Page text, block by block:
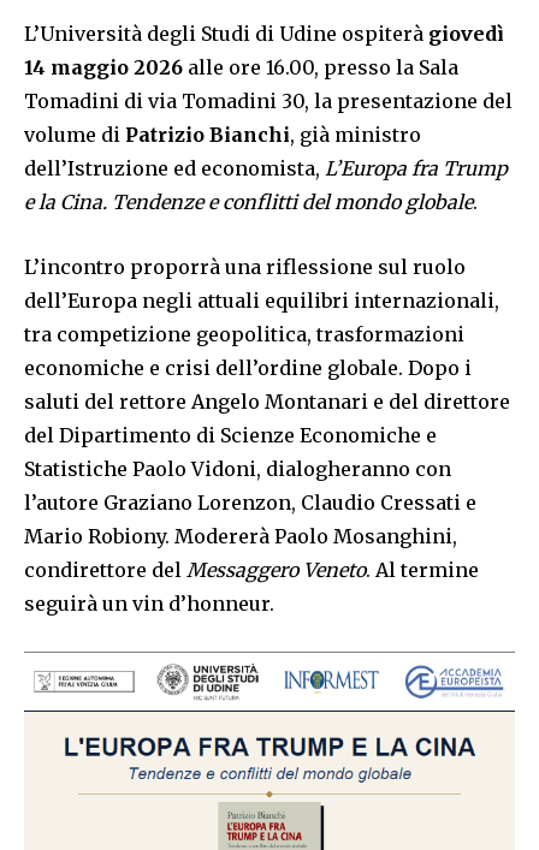
L’Università degli Studi di Udine ospiterà giovedì
14 maggio 2026 alle ore 16.00, presso la Sala
Tomadini di via Tomadini 30, la presentazione del
volume di Patrizio Bianchi, già ministro
dell’Istruzione ed economista, L’Europa fra Trump
e la Cina. Tendenze e conflitti del mondo globale.
L’incontro proporrà una riflessione sul ruolo
dell’Europa negli attuali equilibri internazionali,
tra competizione geopolitica, trasformazioni
economiche e crisi dell’ordine globale. Dopo i
saluti del rettore Angelo Montanari e del direttore
del Dipartimento di Scienze Economiche e
Statistiche Paolo Vidoni, dialogheranno con
l’autore Graziano Lorenzon, Claudio Cressati e
Mario Robiony. Modererà Paolo Mosanghini,
condirettore del Messaggero Veneto. Al termine
seguirà un vin d’honneur.